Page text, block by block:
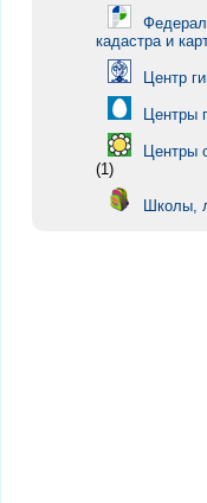
кадастра и
Центр
Центры
Центры
(1)
Школы,